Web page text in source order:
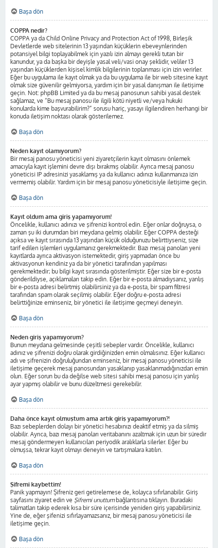
Başa dön
COPPA nedir?
COPPA ya da Child Online Privacy and Protection Act of 1998, Birleşik
Devletlerde web sitelerinin 13 yaşından küçüklerin ebeveynlerinden
potansiyel bilgi toplayabilmek için yazılı izin almayı gerekli tutan bir
kanundur, ya da başka bir deyişle yasal veli/vasi onay şeklidir, veliler 13
yaşından küçüklerden kişisel kimlik bilgilerinin toplanması için izin verirler.
Eğer bu uygulama ile kayıt olmak ya da bu uygulama ile bir web sitesine kayıt
olmak size güvenilir gelmiyorsa, yardım için bir yasal danışman ile iletişime
geçin. Not: phpBB Limited ya da bu mesaj panosunun sahibi yasal destek
sağlamaz, ve “Bu mesaj panosu ile ilgili kötü niyetli ve/veya hukuki
konularda kime başvurabilirim?” sorusu hariç, yasayı ilgilendiren herhangi bir
konuda iletişim noktası olarak gösterilemez.
Başa dön
Neden kayıt olamıyorum?
Bir mesaj panosu yöneticisi yeni ziyaretçilerin kayıt olmasını önlemek
amacıyla kayıt işlemini devre dışı bırakmış olabilir. Ayrıca mesaj panosu
yöneticisi IP adresinizi yasaklamış ya da kullanıcı adınızı kullanmanıza izin
vermemiş olabilir. Yardım için bir mesaj panosu yöneticisiyle iletişime geçin.
Başa dön
Kayıt oldum ama giriş yapamıyorum!
Öncelikle, kullanıcı adınızı ve şifrenizi kontrol edin. Eğer onlar doğruysa, o
zaman şu iki durumdan biri meydana gelmiş olabilir. Eğer COPPA desteği
açıksa ve kayıt sırasında 13 yaşından küçük olduğunuzu belirttiyseniz, size
tarif edilen işlemleri uygulamanız gerekmektedir. Bazı mesaj panoları yeni
kayıtlarda ayrıca aktivasyon istemektedir, giriş yapmadan önce bu
aktivasyonun kendiniz ya da bir yönetici tarafından yapılması
gerekmektedir; bu bilgi kayıt sırasında gösterilmiştir. Eğer size bir e-posta
gönderildiyse, açıklamaları takip edin. Eğer bir e-posta almadıysanız, yanlış
bir e-posta adresi belirtmiş olabilirsiniz ya da e-posta, bir spam filtresi
tarafından spam olarak seçilmiş olabilir. Eğer doğru e-posta adresi
belirttiğinize eminseniz, bir yönetici ile iletişime geçmeyi deneyin.
Başa dön
Neden giriş yapamıyorum?
Bunun meydana gelmesinde çeşitli sebepler vardır. Öncelikle, kullanıcı
adınız ve şifrenizi doğru olarak girdiğinizden emin olmalısınız. Eğer kullanıcı
adı ve şifrenizin doğruluğundan eminseniz, bir mesaj panosu yöneticisi ile
iletişime geçerek mesaj panosundan yasaklanıp yasaklanmadığınızdan emin
olun. Eğer sorun bu da değilse web sitesi sahibi mesaj panosu için yanlış
ayar yapmış olabilir ve bunu düzeltmesi gerekebilir.
Başa dön
Daha önce kayıt olmuştum ama artık giriş yapamıyorum?!
Bazı sebeplerden dolayı bir yönetici hesabınızı deaktif etmiş ya da silmiş
olabilir. Ayrıca, bazı mesaj panoları veritabanını azaltmak için uzun bir süredir
mesaj göndermeyen kullanıcıları periyodik aralıklarla silerler. Eğer bu
olmuşsa, tekrar kayıt olmayı deneyin ve tartışmalara katılın.
Başa dön
Şifremi kaybettim!
Panik yapmayın! Şifreniz geri getirelemese de, kolayca sıfırlanabilir. Giriş
sayfasını ziyaret edin ve Şifremi unuttumbağlantısına tıklayın. Buradaki
talimatları takip ederek kısa bir süre içerisinde yeniden giriş yapabilirsiniz.
Yine de, eğer şifenizi sıfırlayamazsanız, bir mesaj panosu yöneticisi ile
iletişime geçin.
Başa dön